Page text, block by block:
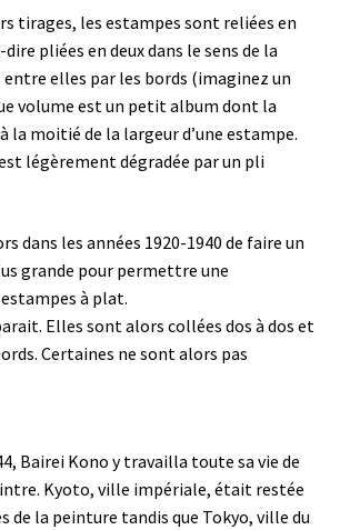
tirages, les estampes sont reliées en
dire pliées en deux dans le sens de la
elles par les bords (imaginez un
volume est un petit album dont la
la moitié de la largeur d’une estampe.
légèrement dégradée par un pli
dans les années 1920-1940 de faire un
grande pour permettre une
à plat.
Elles sont alors collées dos à dos et
Certaines ne sont alors pas
Bairei Kono y travailla toute sa vie de
Kyoto, ville impériale, était restée
de la peinture tandis que Tokyo, ville du